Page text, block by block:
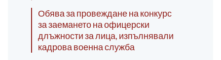
Обява за провеждане на конкурс
за заемането на офицерски
длъжности за лица, изпълнявали
кадрова военна служба